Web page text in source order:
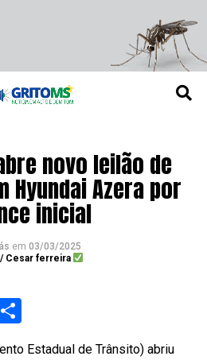
novo leilão de
Hyundai Azera por
inicial
em 03/03/2025
Cesar ferreira
Share
Estadual de Trânsito) abriu